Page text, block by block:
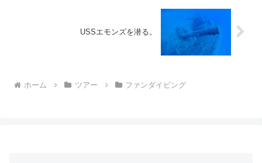
USSエモンズを潜る。
ホーム ツアー ファンダイビング